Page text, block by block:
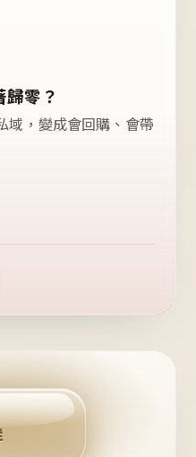
零？
域，變成會回購、會帶